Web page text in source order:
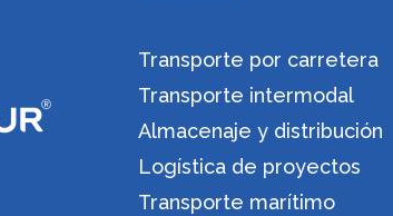
Transporte por carretera
Transporte intermodal
Almacenaje y distribución
Logística de proyectos
Transporte marítimo